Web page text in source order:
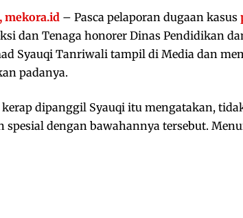
mekora.id – Pasca pelaporan dugaan kasus
dan Tenaga honorer Dinas Pendidikan
Syauqi Tanriwali tampil di Media dan
padanya.
kerap dipanggil Syauqi itu mengatakan,
spesial dengan bawahannya tersebut.